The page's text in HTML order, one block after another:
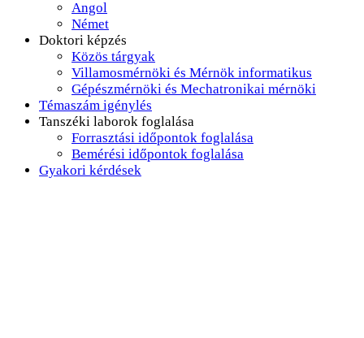
Angol
Német
Doktori képzés
Közös tárgyak
Villamosmérnöki és Mérnök informatikus
Gépészmérnöki és Mechatronikai mérnöki
Témaszám igénylés
Tanszéki laborok foglalása
Forrasztási időpontok foglalása
Bemérési időpontok foglalása
Gyakori kérdések